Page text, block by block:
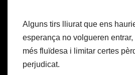
Alguns tirs lliurat que ens
esperança no volgueren
més fluïdesa i limitar certes
perjudicat.